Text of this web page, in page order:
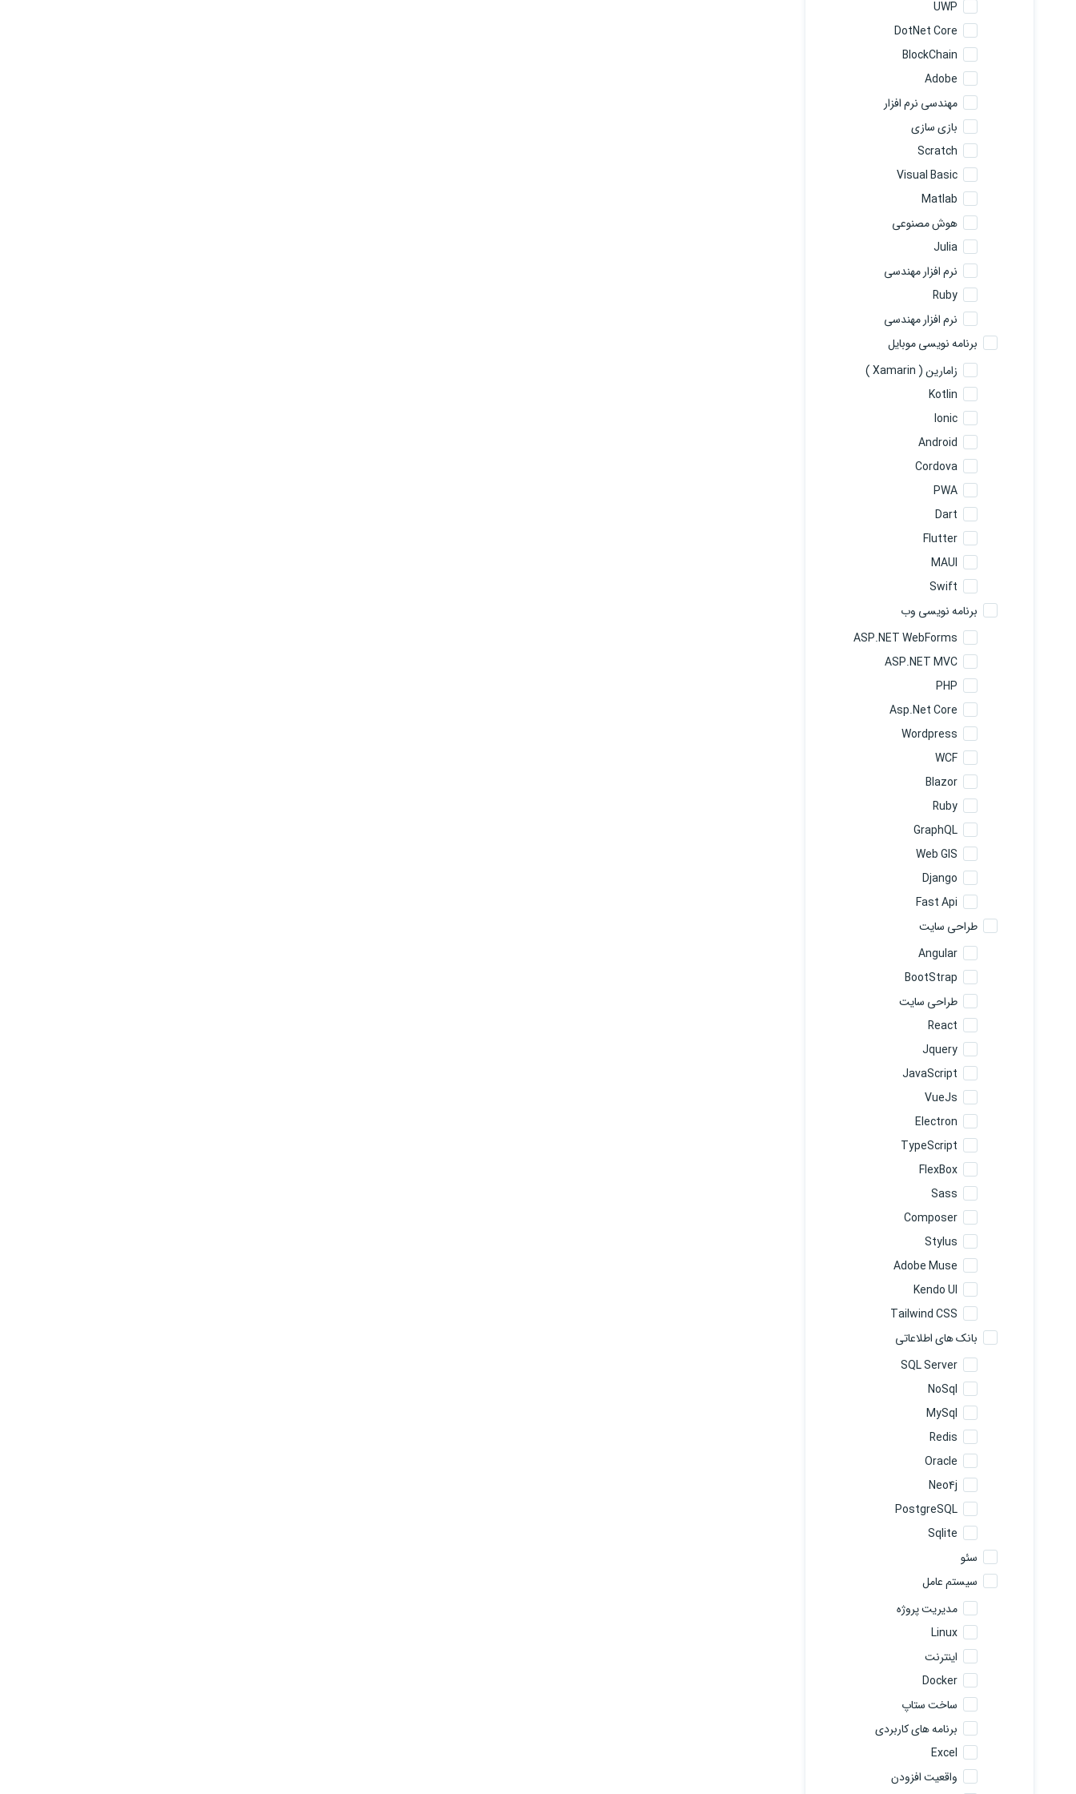
UWP
DotNet Core
BlockChain
Adobe
مهندسی نرم افزار
بازی سازی
Scratch
Visual Basic
Matlab
هوش مصنوعی
Julia
نرم افزار مهندسی
Ruby
نرم افزار مهندسی
برنامه نویسی موبایل
زامارین ( Xamarin )
Kotlin
Ionic
Android
Cordova
PWA
Dart
Flutter
MAUI
Swift
برنامه نویسی وب
ASP.NET WebForms
ASP.NET MVC
PHP
Asp.Net Core
Wordpress
WCF
Blazor
Ruby
GraphQL
Web GIS
Django
Fast Api
طراحی سایت
Angular
BootStrap
طراحی سایت
React
Jquery
JavaScript
VueJs
Electron
TypeScript
FlexBox
Sass
Composer
Stylus
Adobe Muse
Kendo UI
Tailwind CSS
بانک های اطلاعاتی
SQL Server
NoSql
MySql
Redis
Oracle
Neo4j
PostgreSQL
Sqlite
سئو
سیستم عامل
مدیریت پروژه
Linux
اینترنت
Docker
ساخت ستاپ
برنامه های کاربردی
Excel
واقعیت افزودن